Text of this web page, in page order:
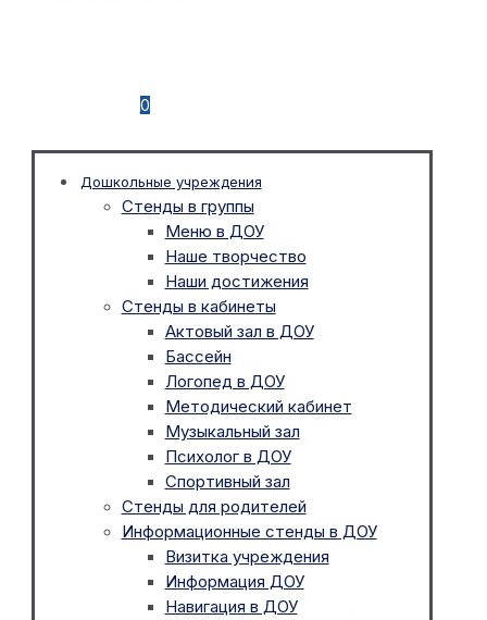
0
Дошкольные учреждения
Стенды в группы
Меню в ДОУ
Наше творчество
Наши достижения
Стенды в кабинеты
Актовый зал в ДОУ
Бассейн
Логопед в ДОУ
Методический кабинет
Музыкальный зал
Психолог в ДОУ
Спортивный зал
Стенды для родителей
Информационные стенды в ДОУ
Визитка учреждения
Информация ДОУ
Навигация в ДОУ